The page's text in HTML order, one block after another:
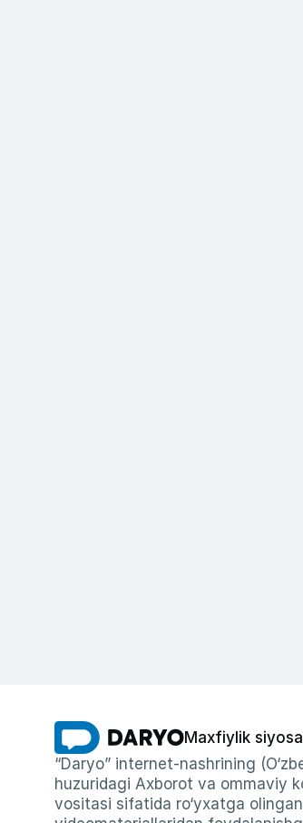
Maxfiylik
“Daryo” internet-nashrining
huzuridagi Axborot va ommaviy
vositasi sifatida ro‘yxatga